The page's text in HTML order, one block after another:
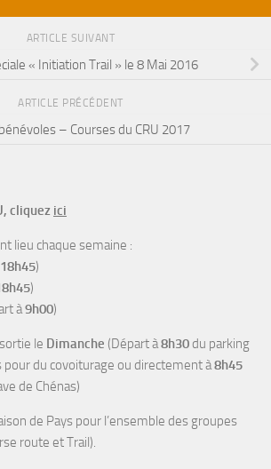
ARTICLE SUIVANT
« Initiation Trail » le 8 Mai 2016
ARTICLE PRÉCÉDENT
– Courses du CRU 2017
cliquez ici
lieu chaque semaine :
18h45)
)
à9h00)
le Dimanche (Départ à8h30 du parking
pour du covoiturage ou directement à8h45
de Chénas)
de Pays pour l’ensemble des groupes
route et Trail).